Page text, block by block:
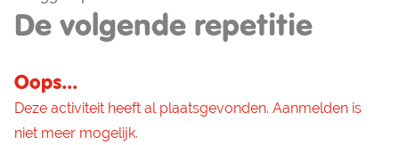
De volgende repetitie
Oops...
Deze activiteit heeft al plaatsgevonden. Aanmelden is
niet meer mogelijk.